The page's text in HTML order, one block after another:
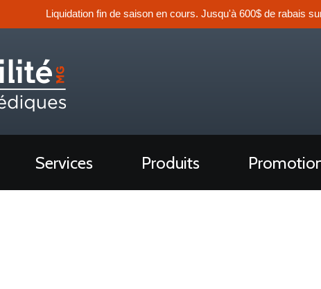
Liquidation fin de saison en cours. Jusqu'à 600$ de rabais
Services Produits